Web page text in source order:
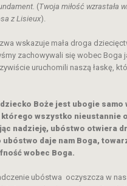
(Twoja miłość wzrastała
z Lisieux).
wskazuje mała droga
zachowywali się wobec Boga
uruchomili naszą łaskę,
Boże jest ubogie samo
którego wszystko nieustannie
nadzieję, ubóstwo otwiera
ubóstwo daje nam Boga,
wobec Boga.
ubóstwa oczyszcza w